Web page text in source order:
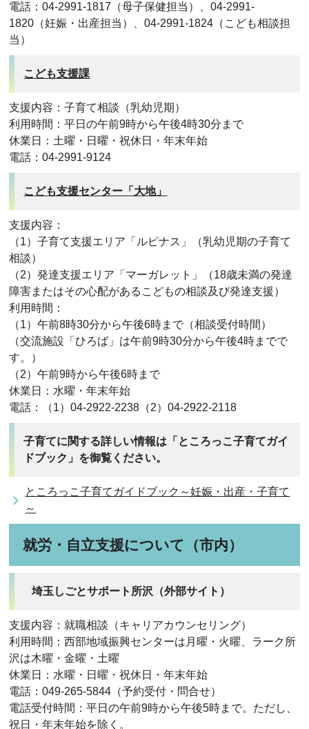
電話：04-2991-1817（母子保健担当）、04-2991-
1820（妊娠・出産担当）、04-2991-1824（こども相談担
当）
こども支援課
支援内容：子育て相談（乳幼児期）
利用時間：平日の午前9時から午後4時30分まで
休業日：土曜・日曜・祝休日・年末年始
電話：04-2991-9124
こども支援センター「大地」
支援内容：
（1）子育て支援エリア「ルピナス」（乳幼児期の子育て
相談）
（2）発達支援エリア「マーガレット」（18歳未満の発達
障害またはその心配があるこどもの相談及び発達支援）
利用時間：
（1）午前8時30分から午後6時まで（相談受付時間）
（交流施設「ひろば」は午前9時30分から午後4時までで
す。）
（2）午前9時から午後6時まで
休業日：水曜・年末年始
電話：（1）04-2922-2238（2）04‐2922-2118
子育てに関する詳しい情報は「ところっこ子育てガイ
ドブック」を御覧ください。
ところっこ子育てガイドブック～妊娠・出産・子育て
～
就労・自立支援について（市内）
埼玉しごとサポート所沢（外部サイト）
支援内容：就職相談（キャリアカウンセリング）
利用時間：西部地域振興センターは月曜・火曜、ラーク所
沢は木曜・金曜・土曜
休業日：水曜・日曜・祝休日・年末年始
電話：049-265-5844（予約受付・問合せ）
電話受付時間：平日の午前9時から午後5時まで。ただし、
祝日・年末年始を除く。